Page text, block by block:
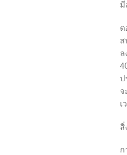
มี
ต
ส
ล
ป
จ
เ
สิ่
ก